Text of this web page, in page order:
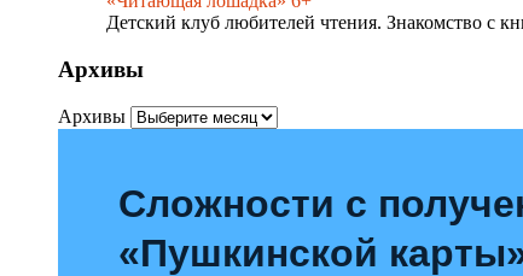
Детский клуб любителей чтения. Знакомство с
Архивы
Архивы
Сложности с
«Пушкинской